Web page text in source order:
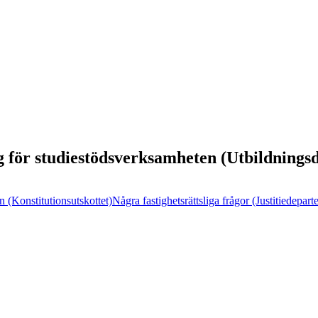
studiestödsverksamheten
(Konstitutionsutskottet)Några fastighetsrättsliga frågor